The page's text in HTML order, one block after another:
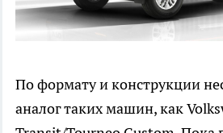
По формату и конструкции
аналог таких машин, как